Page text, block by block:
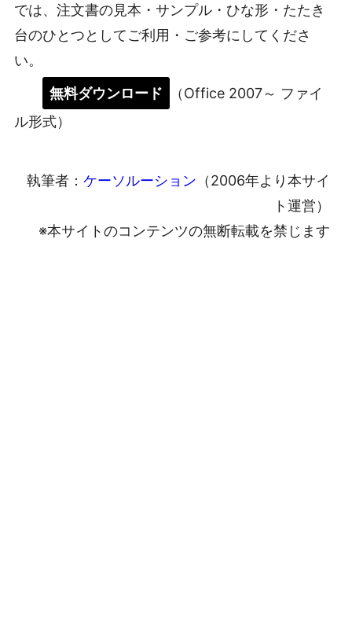
では、注文書の見本・サンプル・ひな形・たたき
台のひとつとしてご利用・ご参考にしてくださ
い。
無料ダウンロード
（Office 2007～ ファイ
ル形式）
執筆者： ケーソルーション （2006年より本サイ
ト運営）
※本サイトのコンテンツの無断転載を禁じます